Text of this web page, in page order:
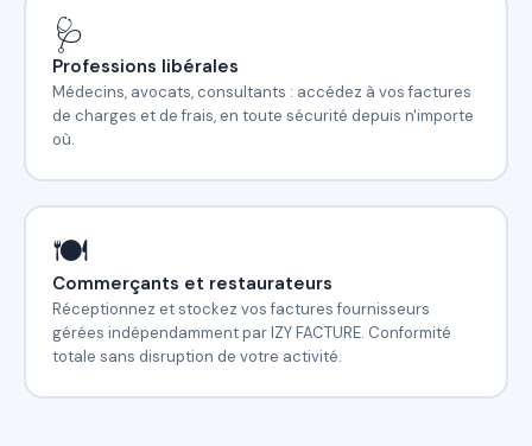
🩺
Professions libérales
Médecins, avocats, consultants : accédez à vos factures
de charges et de frais, en toute sécurité depuis n'importe
où.
🍽️
Commerçants et restaurateurs
Réceptionnez et stockez vos factures fournisseurs
gérées indépendamment par IZY FACTURE. Conformité
totale sans disruption de votre activité.